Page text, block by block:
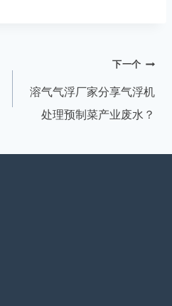
下一个
溶气气浮厂家分享气浮机
处理预制菜产业废水？